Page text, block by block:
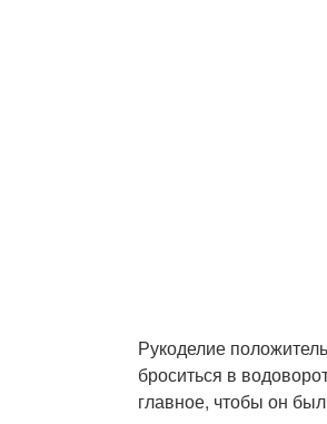
Рукоделие
броситься в
главное, чтобы он